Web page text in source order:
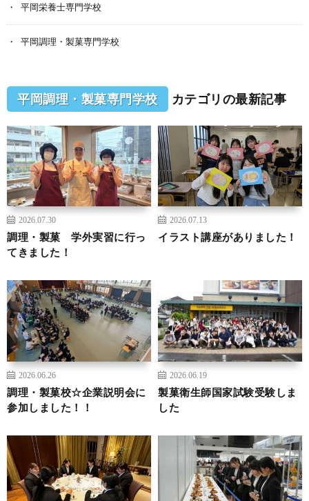
平岡栄養士専門学校
平岡調理・製菓専門学校
平岡調理・製菓専門学校 カテゴリの最新記事
2026.07.30
調理・製菓 学外実習に行っ
てきました！
2026.07.13
イラスト講座がありました！
2026.06.26
調理・製菓校☆企業説明会に
参加しました！！
2026.06.19
製菓衛生師国家試験受験しま
した